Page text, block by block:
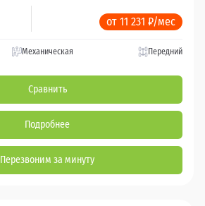
от 11 231 ₽/мес
Механическая Передний
Сравнить
Подробнее
Перезвоним за минуту